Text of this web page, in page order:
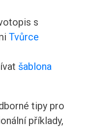
s
Tvůrce
šablona
tipy pro
příklady,